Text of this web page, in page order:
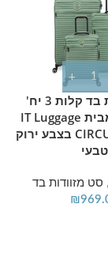
סט מזוודות בד קלות 3 יח'
30/25/20 מבית IT Luggage
דגם CIRCULATOR בצבע ירוק
טבעי
, סט מזוודות בד
₪